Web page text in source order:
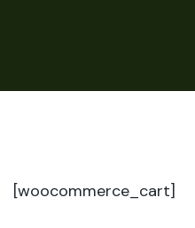
[woocommerce_cart]